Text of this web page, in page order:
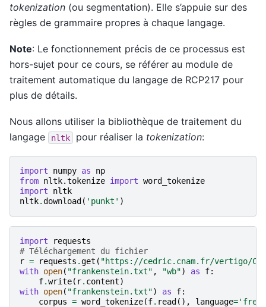
tokenization (ou segmentation). Elle s’appuie sur des
règles de grammaire propres à chaque langage.
Note: Le fonctionnement précis de ce processus est
hors-sujet pour ce cours, se référer au module de
traitement automatique du langage de RCP217 pour
plus de détails.
Nous allons utiliser la bibliothèque de traitement du
langage
nltk pour réaliser la tokenization:
import numpy as
np
from nltk.tokenize import word_tokenize
import
nltk
nltk.download ( 'punkt' )
import
requests
# Téléchargement du fichier
r = requests .get ( "https://cedric.cnam.fr/vertigo/
with open( "frankenstein.txt" , "wb") as f:
f.write( r. content)
with open( "frankenstein.txt") as f:
corpus = word_tokenize(f. read (), language=